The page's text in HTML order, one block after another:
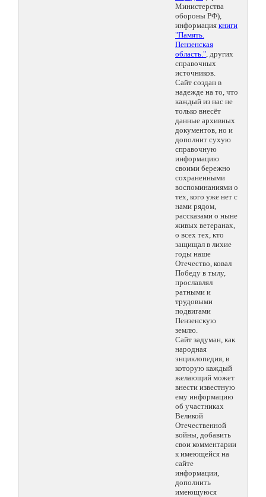
Министерства
обороны РФ),
информация книги
"Память.
Пензенская
область.", других
справочных
источников.
Сайт создан в
надежде на то, что
каждый из нас не
только внесёт
данные архивных
документов, но и
дополнит сухую
справочную
информацию
своими бережно
сохраненными
воспоминаниями о
тех, кого уже нет с
нами рядом,
рассказами о ныне
живых ветеранах,
о всех тех, кто
защищал в лихие
годы наше
Отечество, ковал
Победу в тылу,
прославлял
ратными и
трудовыми
подвигами
Пензенскую
землю.
Сайт задуман, как
народная
энциклопедия, в
которую каждый
желающий может
внести известную
ему информацию
об участниках
Великой
Отечественной
войны, добавить
свои комментарии
к имеющейся на
сайте
информации,
дополнить
имеющуюся